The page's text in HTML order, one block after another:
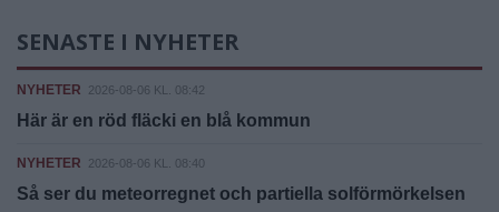
SENASTE I NYHETER
NYHETER 2026-08-06 KL. 08:42
Här är en röd fläcki en blå kommun
NYHETER 2026-08-06 KL. 08:40
Så ser du meteorregnet och partiella solförmörkelsen